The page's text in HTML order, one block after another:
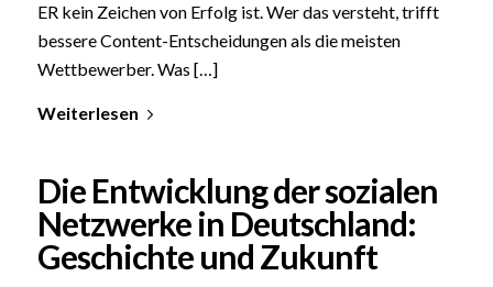
ER kein Zeichen von Erfolg ist. Wer das versteht, trifft
bessere Content-Entscheidungen als die meisten
Wettbewerber. Was […]
Weiterlesen
Die Entwicklung der sozialen
Netzwerke in Deutschland:
Geschichte und Zukunft